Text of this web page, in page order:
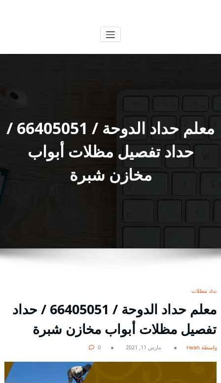
معلم حداد الدوحة / 66405051 /
حداد تفصيل مظلات أبواب
مخازن شبرة
حداد مظلات
معلم حداد الدوحة / 66405051 / حداد
تفصيل مظلات أبواب مخازن شبرة
بواسطة rwan مارس 11, 2021 0